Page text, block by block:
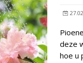
deze
hoe u